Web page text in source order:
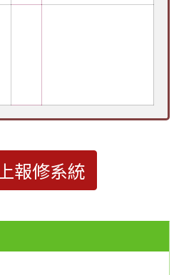
報修系統